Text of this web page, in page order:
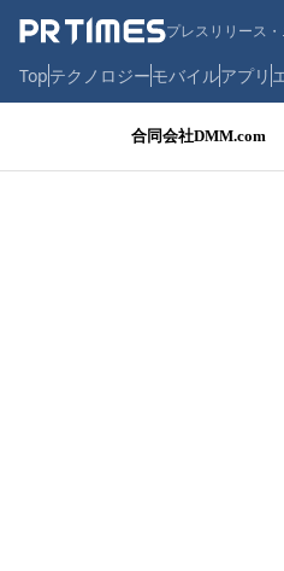
プレスリリース
Topテクノロジーモバイルアプリ
合同会社DMM.com